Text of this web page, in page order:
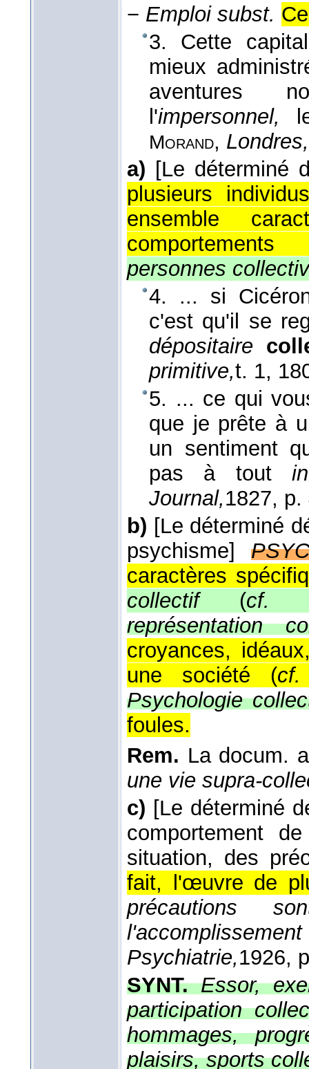
− Emploi subst.
3. Cette
mieux
aventures
l'impersonnel,
Morand, Londres,
a) [Le déterminé
plusieurs
ensemble
comportements
personnes
4. ... si
c'est qu'il se
dépositaire
primitive,t. 1,
5. ... ce qui
que je prête à
un sentiment
pas à tout
Journal,1827, p.
b) [Le déterminé
psychisme]
caractères
collectif (cf.
représentation
croyances,
une société (cf.
Psychologie
foules.
Rem. La docum.
une vie supra-
c) [Le déterminé
comportement
situation, des
fait, l'œuvre de
précautions
Psychiatrie,1926,
SYNT.Essor,
participation
hommages,
plaisirs, sports